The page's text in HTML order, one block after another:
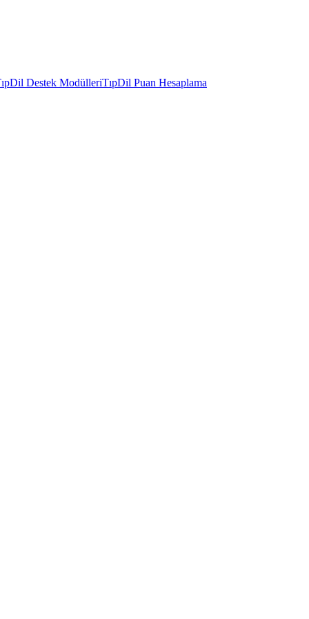
Destek ModülleriTıpDil Puan Hesaplama